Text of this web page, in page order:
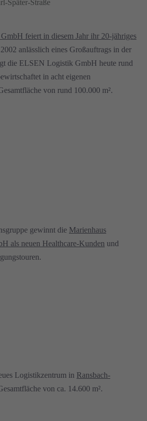
feiert in diesem Jahr ihr 20-jähriges
anlässlich eines Großauftrags in der
die ELSEN Logistik GmbH heute rund
in acht eigenen
von rund 100.000 m².
gewinnt die Marienhaus
als neuen Healthcare-Kunden und
Logistikzentrum in Ransbach-
von ca. 14.600 m².